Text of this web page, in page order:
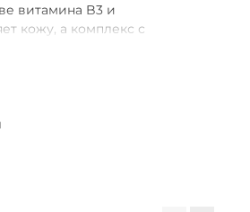
витамина B3 и
кожу, а комплекс с
частицами создает эффект
палитру оттенков во